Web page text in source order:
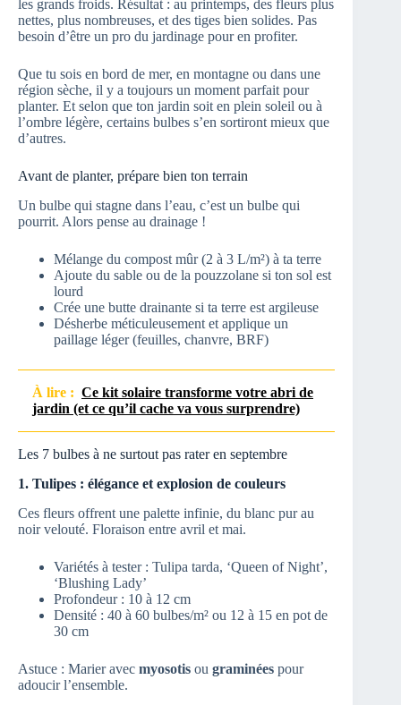
les grands froids. Résultat : au printemps, des fleurs plus
nettes, plus nombreuses, et des tiges bien solides. Pas
besoin d’être un pro du jardinage pour en profiter.
Que tu sois en bord de mer, en montagne ou dans une
région sèche, il y a toujours un moment parfait pour
planter. Et selon que ton jardin soit en plein soleil ou à
l’ombre légère, certains bulbes s’en sortiront mieux que
d’autres.
Avant de planter, prépare bien ton terrain
Un bulbe qui stagne dans l’eau, c’est un bulbe qui
pourrit. Alors pense au drainage !
Mélange du compost mûr (2 à 3 L/m²) à ta terre
Ajoute du sable ou de la pouzzolane si ton sol est
lourd
Crée une butte drainante si ta terre est argileuse
Désherbe méticuleusement et applique un
paillage léger (feuilles, chanvre, BRF)
À lire : Ce kit solaire transforme votre abri de
jardin (et ce qu’il cache va vous surprendre)
Les 7 bulbes à ne surtout pas rater en septembre
1. Tulipes : élégance et explosion de couleurs
Ces fleurs offrent une palette infinie, du blanc pur au
noir velouté. Floraison entre avril et mai.
Variétés à tester : Tulipa tarda, ‘Queen of Night’,
‘Blushing Lady’
Profondeur : 10 à 12 cm
Densité : 40 à 60 bulbes/m² ou 12 à 15 en pot de
30 cm
Astuce : Marier avec myosotis ou graminées pour
adoucir l’ensemble.